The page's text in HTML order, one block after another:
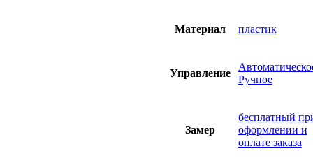
Материал пластик
Управление
Ручное
Замер
бесплатный
оформлении и
оплате заказа